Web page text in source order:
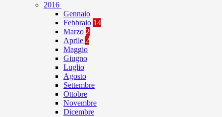
2016
Gennaio
Febbraio 14
Marzo 2
Aprile 2
Maggio
Giugno
Luglio
Agosto
Settembre
Ottobre
Novembre
Dicembre